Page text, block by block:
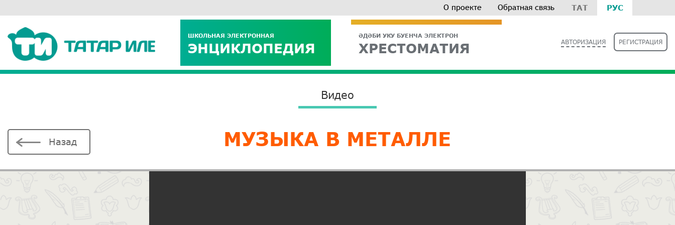
ТАТ РУС
О проекте Обратная связь
ШКОЛЬНАЯ ЭЛЕКТРОННАЯ
ЭНЦИКЛОПЕДИЯ
ӘДӘБИ УКУ БУЕНЧА ЭЛЕКТРОН
ХРЕСТОМАТИЯ АВТОРИЗАЦИЯ РЕГИСТРАЦИЯ
Назад
Видео
МУЗЫКА В МЕТАЛЛЕ